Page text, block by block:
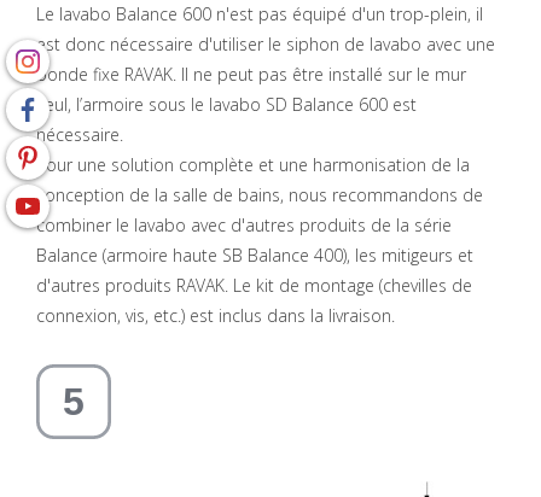
Le lavabo Balance 600 n'est pas équipé d'un trop-plein, il
est donc nécessaire d'utiliser le siphon de lavabo avec une
bonde fixe RAVAK. Il ne peut pas être installé sur le mur
seul, l’armoire sous le lavabo SD Balance 600 est
nécessaire.
Pour une solution complète et une harmonisation de la
conception de la salle de bains, nous recommandons de
combiner le lavabo avec d'autres produits de la série
Balance (armoire haute SB Balance 400), les mitigeurs et
d'autres produits RAVAK. Le kit de montage (chevilles de
connexion, vis, etc.) est inclus dans la livraison.